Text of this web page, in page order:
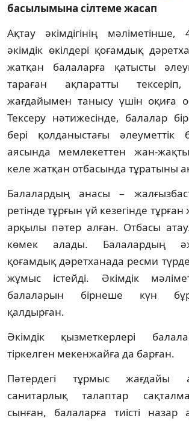
басылымына сілтеме жасап
Ақтау әкімдігінің
әкімдік өкілдері қоғамдық
жатқан балаларға қатысты
тараған ақпаратты
жағдайымен танысу үшін оқиға
Тексеру нәтижесінде, балалар
бері қолданыстағы әлеуметтік
аясында мемлекеттен жан-
келе жатқан отбасында тұратыны
Балалардың анасы –
ретінде тұрғын үй кезегінде
арқылы пәтер алған. Отбасы
көмек алады. Балалардың
қоғамдық дәретханада ресми
жұмыс істейді. Әкімдік
балаларын бірнеше күн
қалдырған.
Әкімдік қызметкерлері
тіркелген мекенжайға да барған.
Пәтердегі тұрмыс жағдайы
санитарлық талаптар
сынған, балаларға тиісті назар